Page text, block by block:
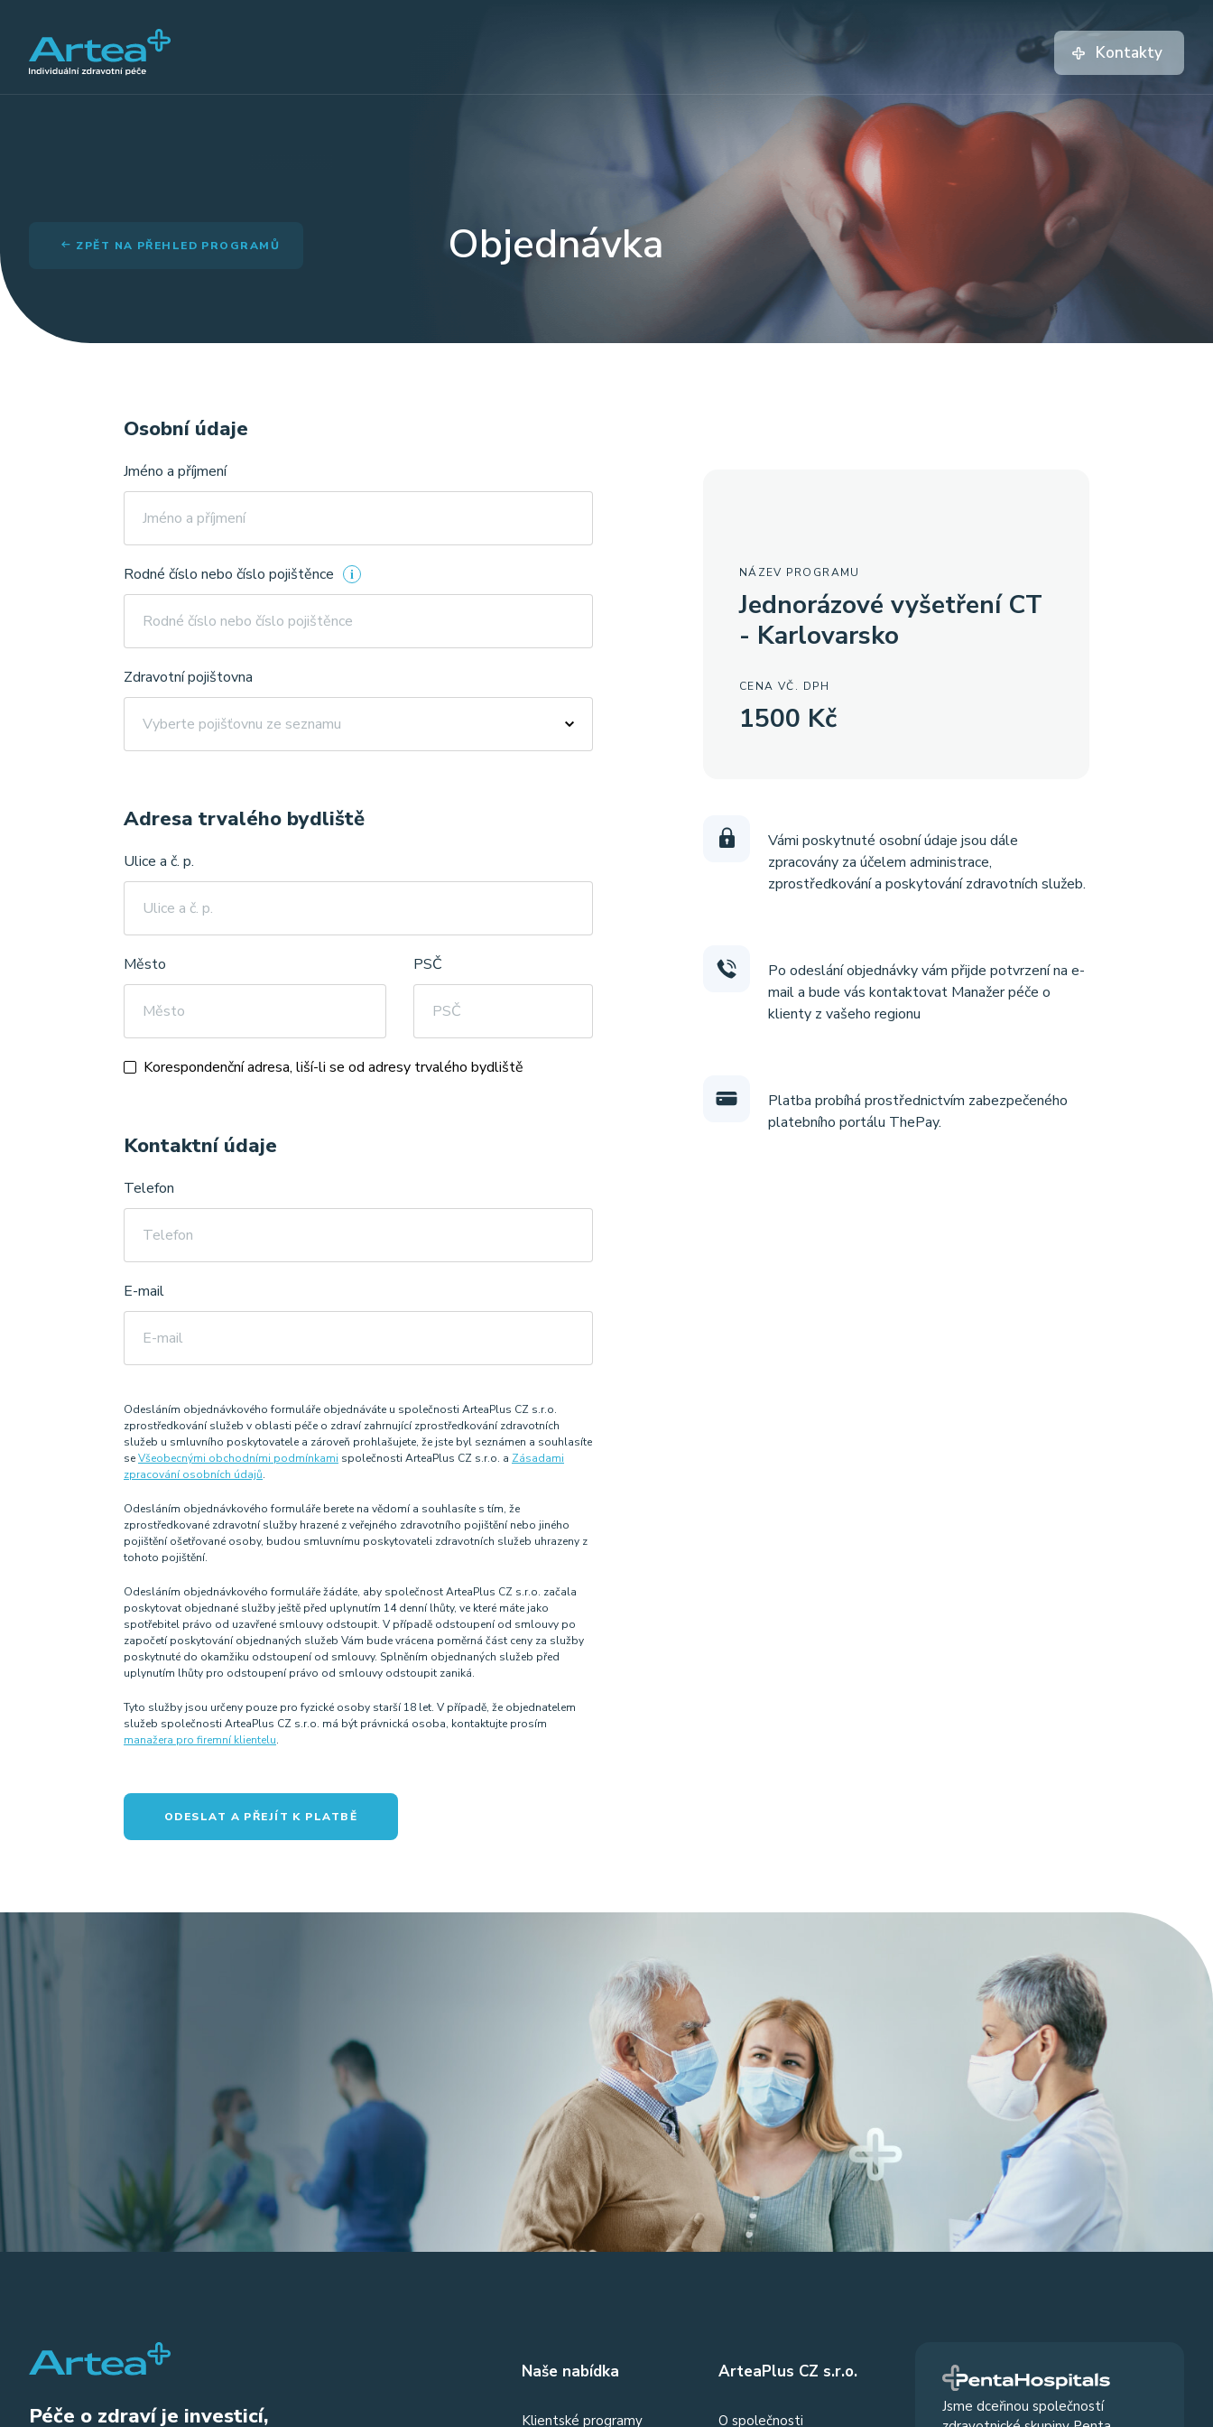
Kontakty
ZPĚT NA PŘEHLED PROGRAMŮ Objednávka
Osobní údaje
Jméno a příjmení
Rodné číslo nebo číslo pojištěnce
Zdravotní pojištovna
Adresa trvalého bydliště
Ulice a č. p.
Město PSČ
Korespondenční adresa, liší-li se od adresy trvalého bydliště
Korespondenční adresa
Ulice a č. p.
Město
Kontaktní údaje
Telefon
E-mail
Odesláním objednávkového formuláře objednáváte u společnosti ArteaPlus CZ s.r.o.
zprostředkování služeb v oblasti péče o zdraví zahrnující zprostředkování zdravotních
služeb u smluvního poskytovatele a zároveň prohlašujete, že jste byl seznámen a souhlasíte
seVšeobecnými obchodními podmínkami společnosti ArteaPlus CZ s.r.o. a Zásadami
zpracování osobních údajů.
Odesláním objednávkového formuláře berete na vědomí a souhlasíte s tím, že
zprostředkované zdravotní služby hrazené z veřejného zdravotního pojištění nebo jiného
pojištění ošetřované osoby, budou smluvnímu poskytovateli zdravotních služeb uhrazeny z
tohoto pojištění.
Odesláním objednávkového formuláře žádáte, aby společnost ArteaPlus CZ s.r.o. začala
poskytovat objednané služby ještě před uplynutím 14 denní lhůty, ve které máte jako
spotřebitel právo od uzavřené smlouvy odstoupit. V případě odstoupení od smlouvy po
započetí poskytování objednaných služeb Vám bude vrácena poměrná část ceny za služby
poskytnuté do okamžiku odstoupení od smlouvy. Splněním objednaných služeb před
uplynutím lhůty pro odstoupení právo od smlouvy odstoupit zaniká.
Tyto služby jsou určeny pouze pro fyzické osoby starší 18 let. V případě, že objednatelem
služeb společnosti ArteaPlus CZ s.r.o. má být právnická osoba, kontaktujte prosím
manažera pro firemní klientelu.
ODESLAT A PŘEJÍT K PLATBĚ
NÁZEV PROGRAMU
Jednorázové vyšetření CT
- Karlovarsko
CENA VČ. DPH
1500 Kč
Vámi poskytnuté osobní údaje jsou dále
zpracovány za účelem administrace,
zprostředkování a poskytování zdravotních služeb.
Po odeslání objednávky vám přijde potvrzení na e-
mail a bude vás kontaktovat Manažer péče o
klienty z vašeho regionu
Platba probíhá prostřednictvím zabezpečeného
platebního portálu ThePay.
Péče o zdraví je investicí,
Naše nabídka
Klientské programy
ArteaPlus CZ s.r.o.
O společnosti
Jsme dceřinou společností